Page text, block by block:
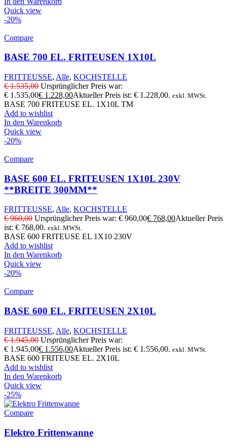
Quick view
-20%
Compare
BASE 700 EL. FRITEUSEN 1X10L
FRITTEUSSE, Alle, KOCHSTELLE
€1.535,00 Ursprünglicher Preis war:
€ 1.535,00€ 1.228,00Aktueller Preis ist: € 1.228,00. exkl. MWSt.
BASE 700 FRITEUSE EL. 1X10L TM
Add to wishlist
In den Warenkorb
Quick view
-20%
Compare
BASE 600 EL. FRITEUSEN 1X10L 230V
**BREITE 300MM**
FRITTEUSSE, Alle, KOCHSTELLE
€960,00 Ursprünglicher Preis war: € 960,00€ 768,00Aktueller Preis
ist: € 768,00. exkl. MWSt.
BASE 600 FRITEUSE EL 1X10 230V
Add to wishlist
In den Warenkorb
Quick view
-20%
Compare
BASE 600 EL. FRITEUSEN 2X10L
FRITTEUSSE, Alle, KOCHSTELLE
€1.945,00 Ursprünglicher Preis war:
€ 1.945,00€ 1.556,00Aktueller Preis ist: € 1.556,00. exkl. MWSt.
BASE 600 FRITEUSE EL. 2X10L
Add to wishlist
In den Warenkorb
Quick view
-25%
Compare
Elektro Frittenwanne